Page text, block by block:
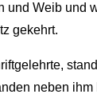
und Weib und
gekehrt.
neben